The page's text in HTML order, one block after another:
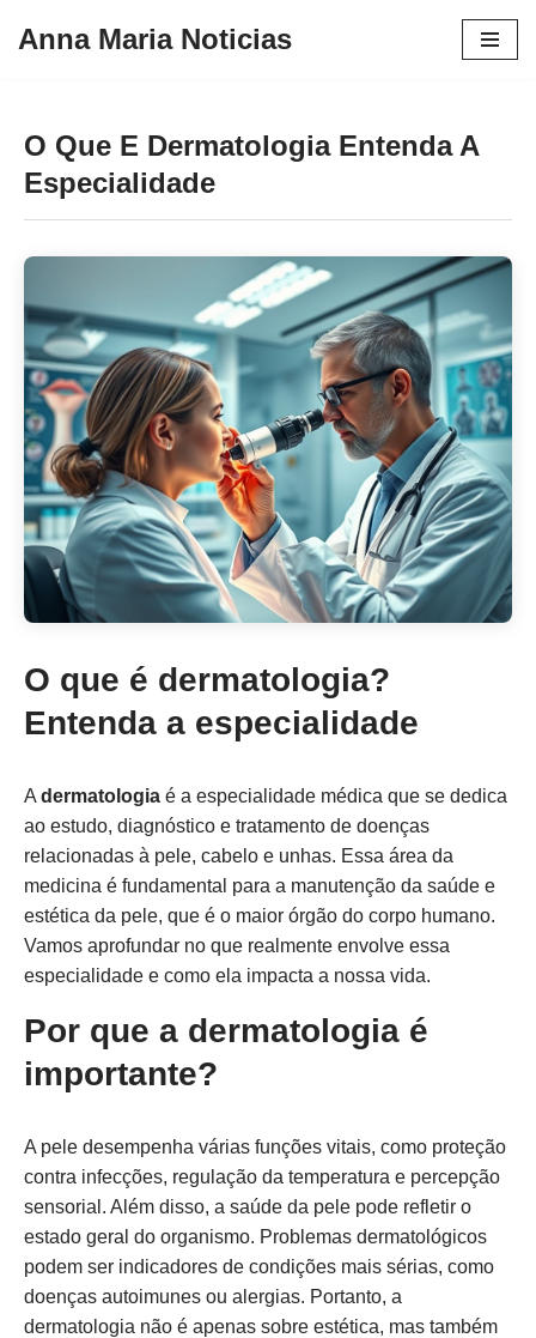
conteúdo
Anna Maria Noticias
O Que E Dermatologia Entenda A
Especialidade
O que é dermatologia?
Entenda a especialidade
A dermatologia é a especialidade médica que se dedica
ao estudo, diagnóstico e tratamento de doenças
relacionadas à pele, cabelo e unhas. Essa área da
medicina é fundamental para a manutenção da saúde e
estética da pele, que é o maior órgão do corpo humano.
Vamos aprofundar no que realmente envolve essa
especialidade e como ela impacta a nossa vida.
Por que a dermatologia é
importante?
A pele desempenha várias funções vitais, como proteção
contra infecções, regulação da temperatura e percepção
sensorial. Além disso, a saúde da pele pode refletir o
estado geral do organismo. Problemas dermatológicos
podem ser indicadores de condições mais sérias, como
doenças autoimunes ou alergias. Portanto, a
dermatologia não é apenas sobre estética, mas também